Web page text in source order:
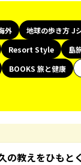
外 地球の歩き方 J
Resort Style 島
BOOKS 旅と健康
の教えをひもと